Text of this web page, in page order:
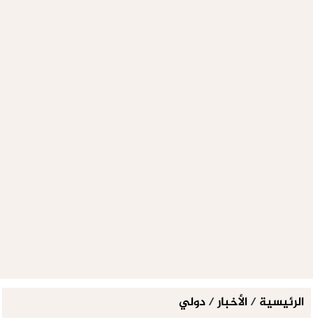
الرئيسية/الأخبار/دولي